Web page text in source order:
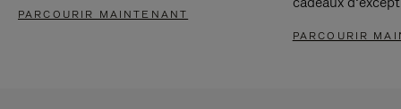
PARCOURIR MAINTENANT
PARCOURIR